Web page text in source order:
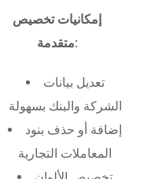
إمكانيات تخصيص
متقدمة:
تعديل بيانات
الشركة والبنك بسهولة
إضافة أو حذف بنود
المعاملات التجارية